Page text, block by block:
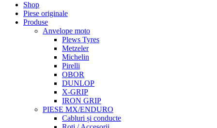
Shop
Piese originale
Produse
Anvelope moto
Plews Tyres
Metzeler
Michelin
Pirelli
OBOR
DUNLOP
X-GRIP
IRON GRIP
PIESE MX/ENDURO
Cabluri și conducte